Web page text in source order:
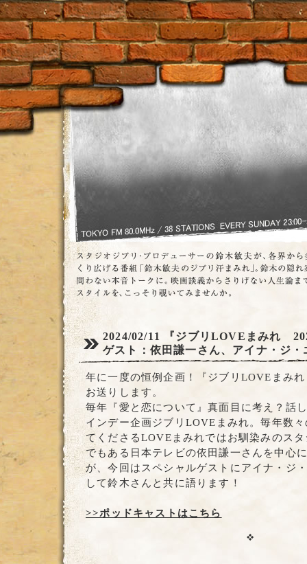
2024/02/11
『ジブリLOVEまみれ
ゲスト：依田謙一さん、アイナ・ジ・
年に一度の恒例企画！『ジブリLOVEまみ
お送りします。
毎年『愛と恋について』真面目に考え？話
インデー企画ジブリLOVEまみれ。毎年数
てくださるLOVEまみれではお馴染みのス
でもある日本テレビの依田謙一さんを中心
が、今回はスペシャルゲストにアイナ・ジ
して鈴木さんと共に語ります！
>>ポッドキャストはこちら